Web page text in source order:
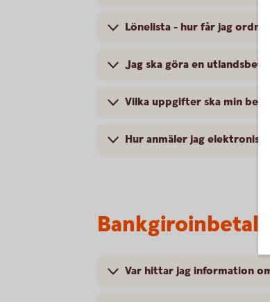
Lönelista - hur får jag
Jag ska göra en
Vilka uppgifter ska min
Hur anmäler jag elektronisk
Var hittar jag information